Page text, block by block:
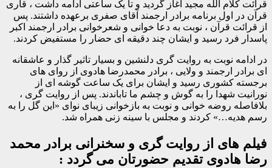
قرائت کلام الله مجید آغاز گردید و تا یک ساعتی ادامه داشت ، قاری
قرآن در اول برنامه برادر ارجمند آقای صفری برعهده داشتند. پس
از قرائت قرآن ، نوبت به دعا خوانی و شعرخوانی برادر ارجمند اکبر
پاسدار فرد رسید و ایشان چند دقیقه ای حضار را مستفیض کردند.
در ادامه نوبت به روایت گری دلنشین و بسیار تاثیر گذار و عاشقانه
ای برادر ارجمند و ولایی ، برادر محمدرضا هادوی از روای های
برجسته کشوری رسید و ایشان برای یک ساعت گوشه ای از
نورانیت شهدا را به گوش و چشم ما تاباندند. پس از روایت گری ،
بلافاصله روضه خوانی و نوبت به بازخوانی زیبای نوای «این گل را به
رسم هدیه…» کردند و مجلس با سینه زنی همراه شد.
فیلم های از روایت گری و سخنرانی برادر محمد
رضا هادوی تقدیم حضورتان می گردد :